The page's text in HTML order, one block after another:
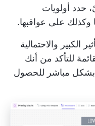
حدد أولويات
وكذلك على عواقبها.
الكبير والاحتمالية
للتأكد من أنك
بشكل مباشر للحصول